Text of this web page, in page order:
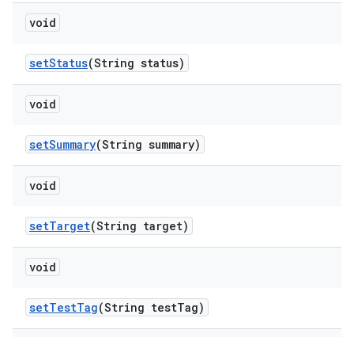
void
setStatus(String status)
void
setSummary(String summary)
void
setTarget(String target)
void
setTestTag(String testTag)